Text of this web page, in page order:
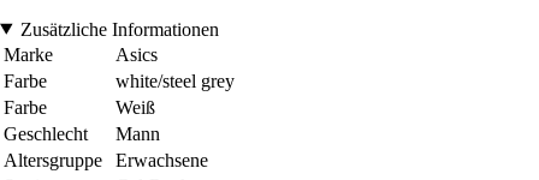
Zusätzliche Informationen
Marke
Asics
Farbe
white/steel grey
Farbe
Weiß
Geschlecht
Mann
Altersgruppe
Erwachsene